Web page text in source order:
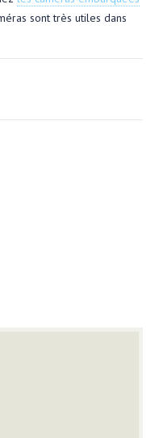
sont très utiles dans